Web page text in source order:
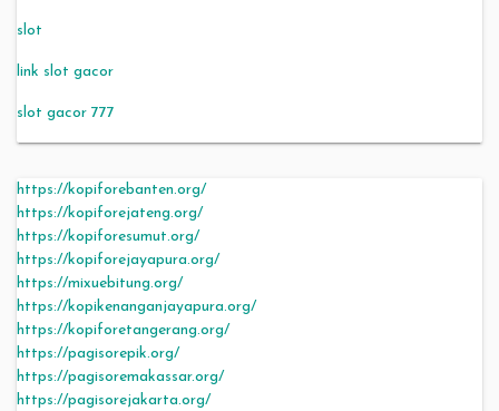
slot
link slot gacor
slot gacor 777
https://kopiforebanten.org/
https://kopiforejateng.org/
https://kopiforesumut.org/
https://kopiforejayapura.org/
https://mixuebitung.org/
https://kopikenanganjayapura.org/
https://kopiforetangerang.org/
https://pagisorepik.org/
https://pagisoremakassar.org/
https://pagisorejakarta.org/